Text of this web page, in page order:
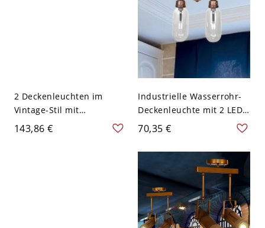
2 Deckenleuchten im
Vintage-Stil mit
quadratischem,
143,86 €
Industrielle Wasserrohr-
Deckenleuchte mit 2 LED-
Lampen aus Metall in
70,35 €